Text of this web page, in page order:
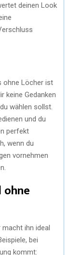
deinen Look
ohne Löcher ist
keine Gedanken
wählen sollst.
und du
perfekt
wenn du
vornehmen
ihn ideal
bei
kommt: